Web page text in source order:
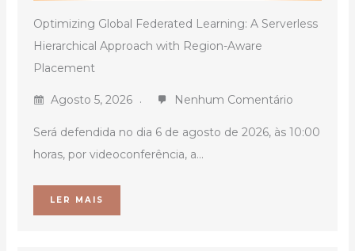
Optimizing Global Federated Learning: A Serverless
Hierarchical Approach with Region-Aware
Placement
Agosto 5, 2026 Nenhum Comentário
Será defendida no dia 6 de agosto de 2026, às 10:00
horas, por videoconferência, a...
LER MAIS